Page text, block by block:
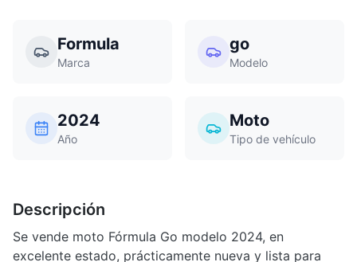
Formula
Marca
go
Modelo
2024
Año
Moto
Tipo de vehículo
Descripción
Se vende moto Fórmula Go modelo 2024, en
excelente estado, prácticamente nueva y lista para